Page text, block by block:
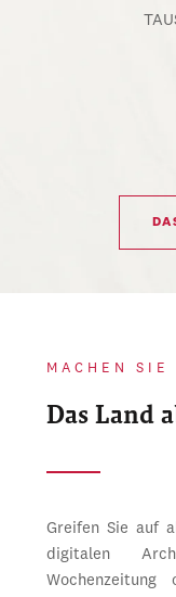
MACHEN SIE
Das Land
Greifen Sie auf
digitalen